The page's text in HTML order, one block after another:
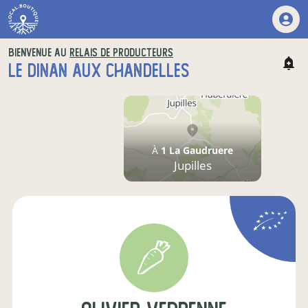
BIENVENUE AU RELAIS DE PRODUCTEURS
LE DINAN AUX CHANDELLES
À1 La Gaudruere
Jupilles